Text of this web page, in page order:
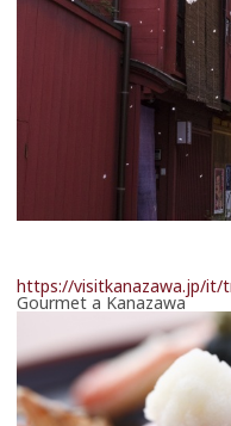
https://visitkanazawa.jp/it/
Gourmet a Kanazawa